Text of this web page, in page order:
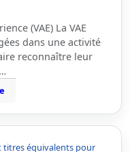
(VAE) La VAE
dans une activité
reconnaître leur